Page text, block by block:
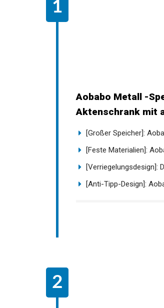
Aobabo Metall -
Aktenschrank mit
[Großer Speicher]:
[Feste Materialien]:
[Verriegelungsdesign]:
[Anti-Tipp-Design]: